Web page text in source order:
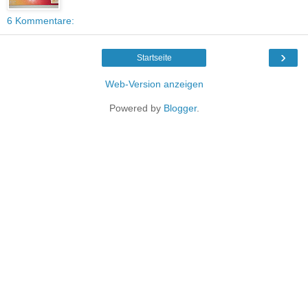
6 Kommentare:
›
Startseite
Web-Version anzeigen
Powered by Blogger.